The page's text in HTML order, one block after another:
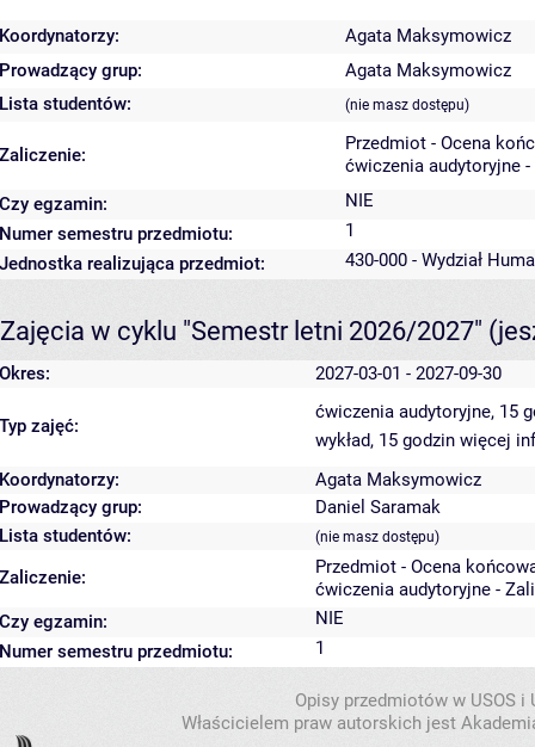
Koordynatorzy:
Agata Maksymowicz
Prowadzący grup:
Agata Maksymowicz
Lista studentów:
(nie masz dostępu)
Zaliczenie:
Przedmiot - Ocena
ćwiczenia audytoryjne
Czy egzamin:
NIE
Numer semestru przedmiotu:
1
Jednostka realizująca przedmiot:
430-000 - Wydział
Zajęcia w cyklu "Semestr letni 2026/2027"
Okres: 2027-03-01 - 2027-09-30
Typ zajęć:
ćwiczenia audytoryjne, 15
wykład, 15 godzin więcej
Koordynatorzy:
Agata Maksymowicz
Prowadzący grup:
Daniel Saramak
Lista studentów:
(nie masz dostępu)
Zaliczenie:
Przedmiot - Ocena
ćwiczenia audytoryjne -
Czy egzamin:
NIE
Numer semestru przedmiotu:
1
Opisy przedmiotów w USOS
Właścicielem praw autorskich jest